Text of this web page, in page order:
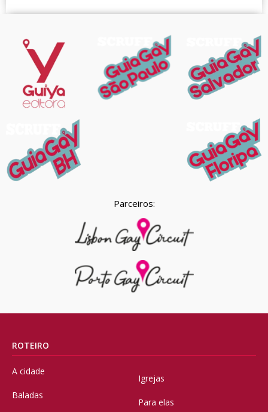
Parceiros:
ROTEIRO
A cidade
Baladas
Igrejas
Para elas